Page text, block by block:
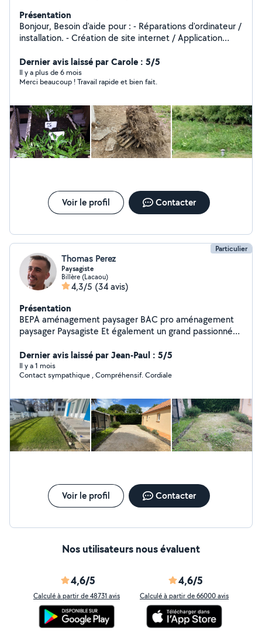
Présentation
Bonjour, Besoin d'aide pour : - Réparations d'ordinateur /
installation. - Création de site internet / Application
Installation électricité maison, dépannage. - Reparation
téléphone selon modèle. - Livraisons colis, courses,
occampagner quelqu'un sur Pau et alentours 10km, plus
pelouse et motoculter terrain ( Si terrain pas trop dur si
non prévoir budgets supplémentaire préparation
terrain). - Débarrasser " Pelouse, Ronce, Feuilles,Mauvais
herbe, Bois, petit gravats, encombrant "déchetterie".
Déplacement 5 Pau et alentours, 10 km au delà sur
travaux je suis au forfait entre 50 et 600 selon le travail
et la durée.
Dernier avis laissé par Carole : 5/5
Il y a plus de 6 mois
Merci beaucoup ! Travail rapide et bien fait.
Voir le profil Contacter
Particulier
Thomas Perez
Paysagiste
Billère (Lacaou)
4,3/5 (34 avis)
Présentation
BEPA aménagement paysager BAC pro aménagement
paysager Paysagiste Et également un grand passionné
d'entretien dans votre jardin ainsi que tout type de
création. Paiement en CESU.
Dernier avis laissé par Jean-Paul : 5/5
Il y a 1 mois
Contact sympathique , Compréhensif. Cordiale
Voir le profil Contacter
Nos utilisateurs nous évaluent
4,6/5
Calculé à partir de 48731 avis
4,6/5
Calculé à partir de 66000 avis